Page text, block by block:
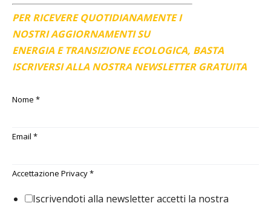
PER RICEVERE QUOTIDIANAMENTE I
NOSTRI AGGIORNAMENTI SU
ENERGIA E TRANSIZIONE ECOLOGICA, BASTA
ISCRIVERSI ALLA NOSTRA NEWSLETTER GRATUITA
Nome *
Email *
Accettazione Privacy*
Iscrivendoti alla newsletter accetti la nostra